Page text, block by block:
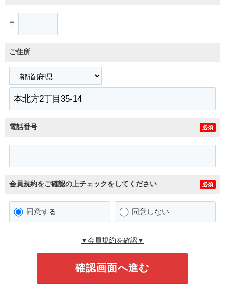
〒
ご住所
電話番号 必須
会員規約をご確認の上チェックをしてください 必須
同意する 同意しない
▼会員規約を確認▼